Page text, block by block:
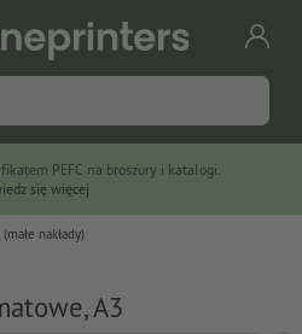
PEFC na broszury i katalogi.
się więcej
nakłady)
A3